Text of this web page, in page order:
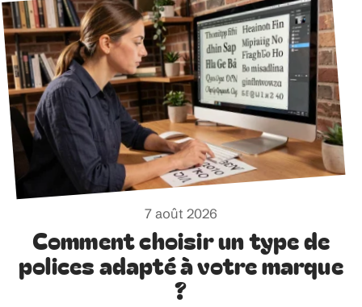
7 août 2026
Comment choisir un type de
polices adapté à votre marque
?